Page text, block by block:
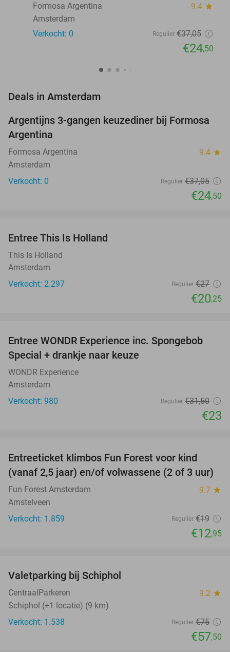
Formosa Argentina
9.4 star
Amsterdam
Verkocht: 0
Regulier €37,05
€24,50
Deals in Amsterdam
34%
NEW
TODAY
Argentijns 3-gangen keuzediner bij Formosa
Argentina
Formosa Argentina 9.4 star
Amsterdam
Verkocht: 0
Regulier €37,05
€24,50
Entree This Is Holland
This Is Holland
Amsterdam
Verkocht: 2.297
Regulier €27
€20,25
27%
Entree WONDR Experience inc. Spongebob
Special + drankje naar keuze
WONDR Experience
Amsterdam
Verkocht: 980
Regulier €31,50
€23
Entreeticket klimbos Fun Forest voor kind
(vanaf 2,5 jaar) en/of volwassene (2 of 3 uur)
Fun Forest Amsterdam 9.7 star
Amstelveen
Verkocht: 1.859
Regulier €19
€12,95
Valetparking bij Schiphol
CentraalParkeren 9.2 star
Schiphol (+1 locatie) (9 km)
Verkocht: 1.538
Regulier €75
€57,50